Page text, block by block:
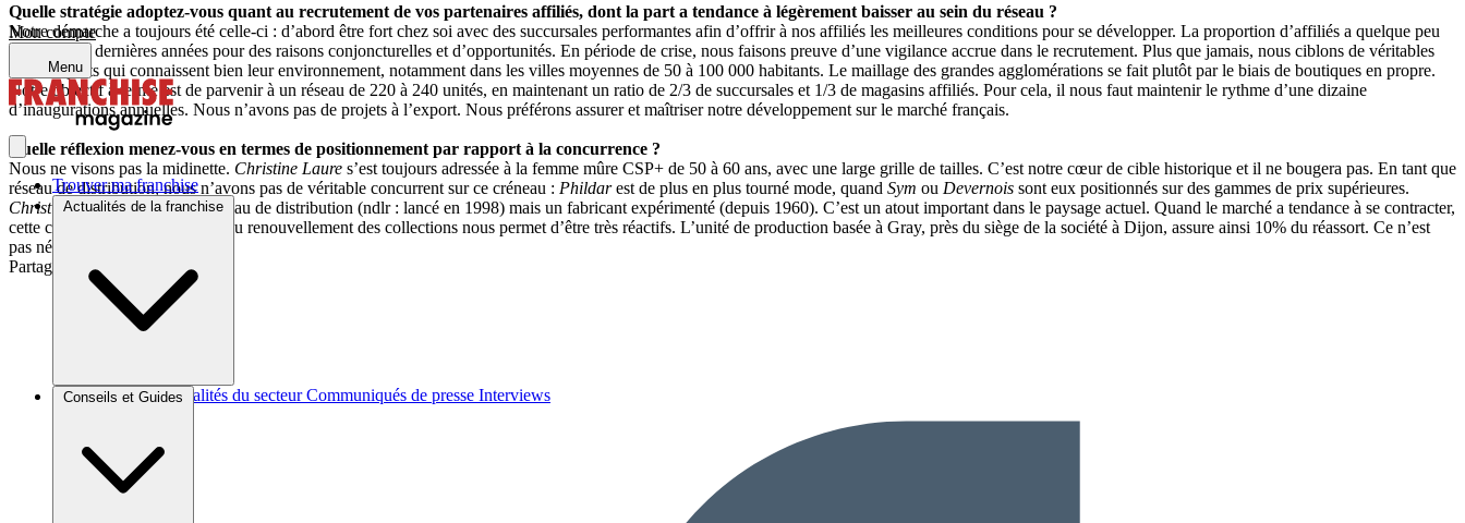
Mon compte
Menu
Trouver ma franchise
Actualités de la franchise
Brèves et actus Actualités du secteur Communiqués de presse Interviews
Conseils et Guides
Quelle stratégie adoptez-vous quant au recrutement de vos partenaires affiliés, dont la part a tendance à légèrement baisser au sein du réseau ?
Notre démarche a toujours été celle-ci : d’abord être fort chez soi avec des succursales performantes afin d’offrir à nos affiliés les meilleures conditions pour se développer. La proportion d’affiliés a quelque peu
diminué ces dernières années pour des raisons conjoncturelles et d’opportunités. En période de crise, nous faisons preuve d’une vigilance accrue dans le recrutement. Plus que jamais, nous ciblons de véritables
commerçants qui connaissent bien leur environnement, notamment dans les villes moyennes de 50 à 100 000 habitants. Le maillage des grandes agglomérations se fait plutôt par le biais de boutiques en propre.
Notre objectif à terme est de parvenir à un réseau de 220 à 240 unités, en maintenant un ratio de 2/3 de succursales et 1/3 de magasins affiliés. Pour cela, il nous faut maintenir le rythme d’une dizaine
d’inaugurations annuelles. Nous n’avons pas de projets à l’export. Nous préférons assurer et maîtriser notre développement sur le marché français.
Quelle réflexion menez-vous en termes de positionnement par rapport à la concurrence ?
Nous ne visons pas la midinette. Christine Laure s’est toujours adressée à la femme mûre CSP+ de 50 à 60 ans, avec une large grille de tailles. C’est notre cœur de cible historique et il ne bougera pas. En tant que
réseau de distribution, nous n’avons pas de véritable concurrent sur ce créneau : Phildarest de plus en plus tourné mode, quand Sym ou Devernois sont eux positionnés sur des gammes de prix supérieures.
Christine Laureest un jeune réseau de distribution (ndlr : lancé en 1998) mais un fabricant expérimenté (depuis 1960). C’est un atout important dans le paysage actuel. Quand le marché a tendance à se contracter,
cette culture de la confection et du renouvellement des collections nous permet d’être très réactifs. L’unité de production basée à Gray, près du siège de la société à Dijon, assure ainsi 10% du réassort. Ce n’est
pas négligeable.
Partager sur :